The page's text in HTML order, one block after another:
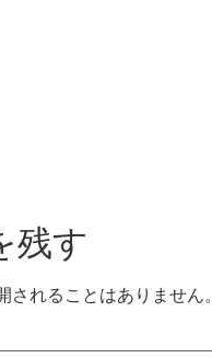
残す
されることはありません。